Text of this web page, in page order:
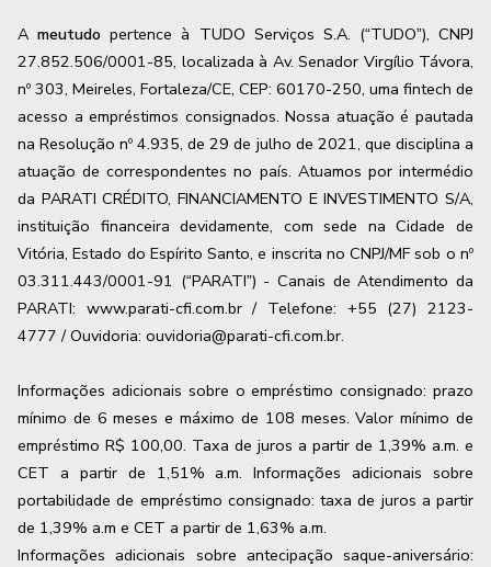
Ameutudo pertence à TUDO Serviços S.A. (“TUDO”), CNPJ
27.852.506/0001-85, localizada à Av. Senador Virgílio Távora,
nº 303, Meireles, Fortaleza/CE, CEP: 60170-250, uma fintech de
acesso a empréstimos consignados. Nossa atuação é pautada
na Resolução nº 4.935, de 29 de julho de 2021, que disciplina a
atuação de correspondentes no país. Atuamos por intermédio
da PARATI CRÉDITO, FINANCIAMENTO E INVESTIMENTO S/A,
instituição financeira devidamente, com sede na Cidade de
Vitória, Estado do Espírito Santo, e inscrita no CNPJ/MF sob o nº
03.311.443/0001-91 (“PARATI”) - Canais de Atendimento da
PARATI: www.parati-cfi.com.br / Telefone: +55 (27) 2123-
4777 / Ouvidoria: ouvidoria@parati-cfi.com.br.
Informações adicionais sobre o empréstimo consignado: prazo
mínimo de 6 meses e máximo de 108 meses. Valor mínimo de
empréstimo R$ 100,00. Taxa de juros a partir de 1,39% a.m. e
CET a partir de 1,51% a.m. Informações adicionais sobre
portabilidade de empréstimo consignado: taxa de juros a partir
de 1,39% a.m e CET a partir de 1,63% a.m.
Informações adicionais sobre antecipação saque-aniversário: